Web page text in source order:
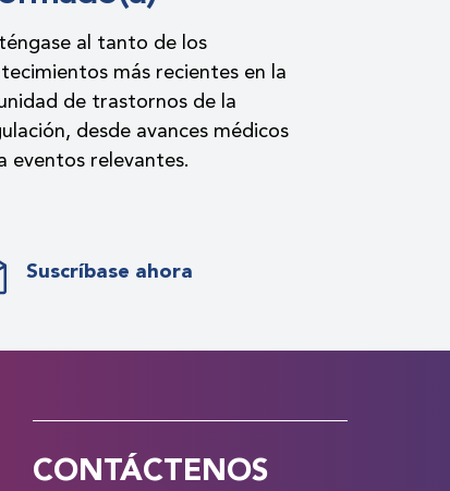
al tanto de los
más recientes en la
de trastornos de la
desde avances médicos
eventos relevantes.
Suscríbase ahora
CONTÁCTENOS